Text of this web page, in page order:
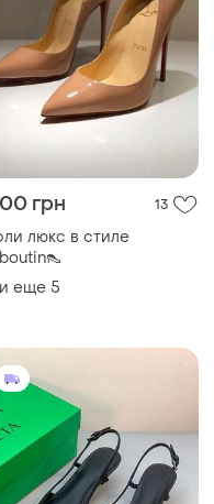
грн 13
люкс в стиле
и еще 5